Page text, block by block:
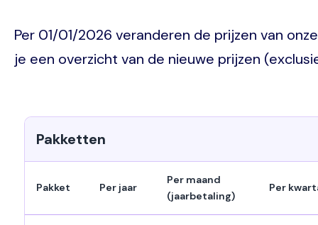
Per 01/01/2026 veranderen de prijzen van
je een overzicht van de nieuwe prijzen
Pakketten
Pakket Per jaar
Per maand
(jaarbetaling)
Per